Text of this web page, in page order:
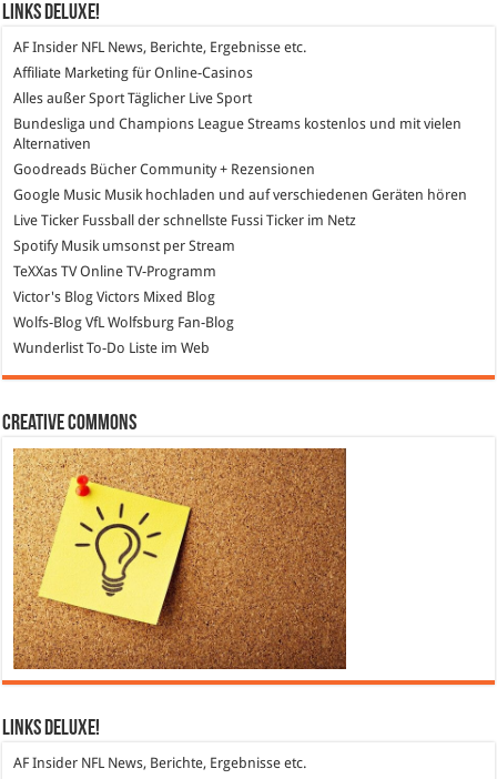
Links DeLuXe!
AF Insider NFL News, Berichte, Ergebnisse etc.
Affiliate Marketing für Online-Casinos
Alles außer Sport Täglicher Live Sport
Bundesliga und Champions League Streams kostenlos und mit vielen
Alternativen
Goodreads Bücher Community + Rezensionen
Google Music Musik hochladen und auf verschiedenen Geräten hören
Live Ticker Fussball der schnellste Fussi Ticker im Netz
SpotifyMusik umsonst per Stream
TeXXas TVOnline TV-Programm
Victor's Blog Victors Mixed Blog
Wolfs-Blog VfL Wolfsburg Fan-Blog
Wunderlist To-Do Liste im Web
Creative Commons
Links DeLuXe!
AF Insider NFL News, Berichte, Ergebnisse etc.